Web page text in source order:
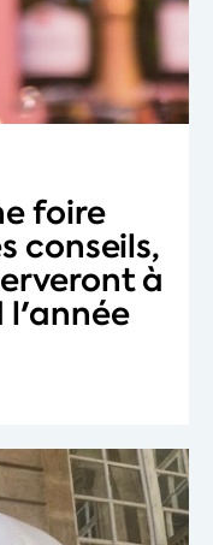
foire
conseils,
à
l'année